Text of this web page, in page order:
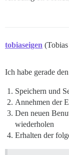
tobiaseigen
Ich habe gerade
Speichern und
Annehmen der
Den neuen
wiederholen
Erhalten der